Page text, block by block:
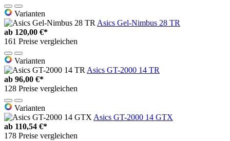
Varianten
Asics Gel-Nimbus 28 TR
ab 120,00 €*
161 Preise vergleichen
Varianten
Asics GT-2000 14 TR
ab 96,00 €*
128 Preise vergleichen
Varianten
Asics GT-2000 14 GTX
ab 110,54 €*
178 Preise vergleichen